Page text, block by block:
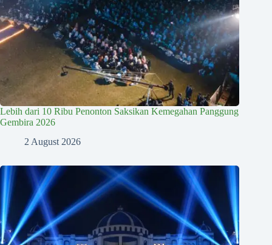
Lebih dari 10 Ribu Penonton Saksikan Kemegahan Panggung
Gembira 2026
2 August 2026